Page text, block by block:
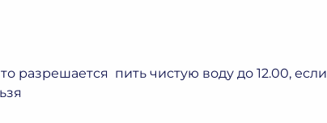
разрешается пить чистую воду до 12.00, если